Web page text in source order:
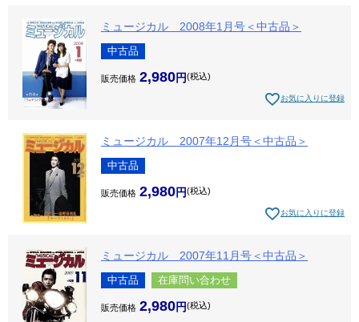
ミュージカル 2008年1月号＜中古品＞
中古品
販売価格 2,980 税込
お気に入りに登録
ミュージカル 2007年12月号＜中古品＞
中古品
販売価格 2,980 税込
お気に入りに登録
ミュージカル 2007年11月号＜中古品＞
中古品 在庫問い合わせ
販売価格 2,980 税込